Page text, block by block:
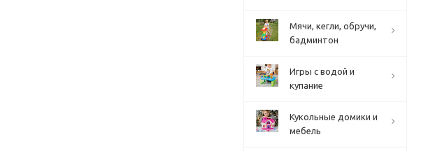
Мячи, кегли, обручи,
бадминтон
Игры с водой и
купание
Кукольные домики и
мебель